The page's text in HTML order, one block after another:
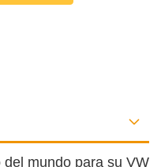
mundo para su VW